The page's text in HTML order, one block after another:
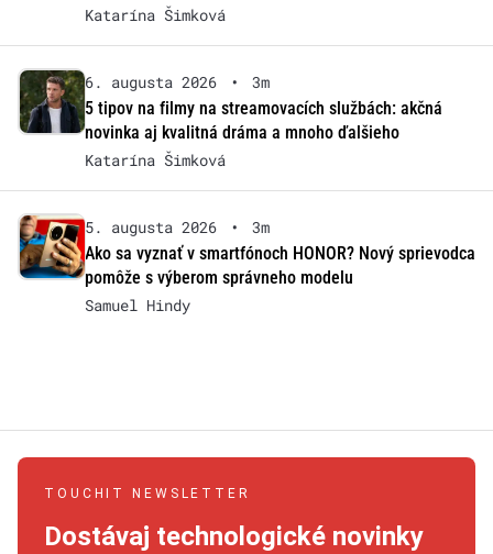
Katarína Šimková
6. augusta 2026 •
3m
5 tipov na filmy na streamovacích službách: akčná
novinka aj kvalitná dráma a mnoho ďalšieho
Katarína Šimková
5. augusta 2026 •
3m
Ako sa vyznať v smartfónoch HONOR? Nový sprievodca
pomôže s výberom správneho modelu
Samuel Hindy
TOUCHIT NEWSLETTER
Dostávaj technologické novinky